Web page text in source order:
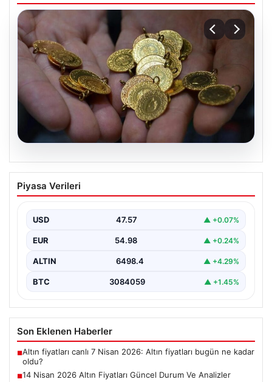
05.08.2026
14 Nisan 2026 Altın Fiyatları Güncel
Durum Ve Analizler
çeken altın piyasası, küresel gelişmeler ve jeopolitik…
Piyasa Verileri
USD 47.57 ▲ +0.07%
EUR 54.98 ▲ +0.24%
ALTIN 6498.4 ▲ +4.29%
BTC 3084059 ▲ +1.45%
Son Eklenen Haberler
■Altın fiyatları canlı 7 Nisan 2026: Altın fiyatları bugün ne kadar
oldu?
■14 Nisan 2026 Altın Fiyatları Güncel Durum Ve Analizler